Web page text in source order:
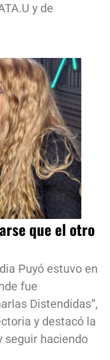
y de
que el otro
Puyó estuvo en
fue
Distendidas”,
y destacó la
seguir haciendo